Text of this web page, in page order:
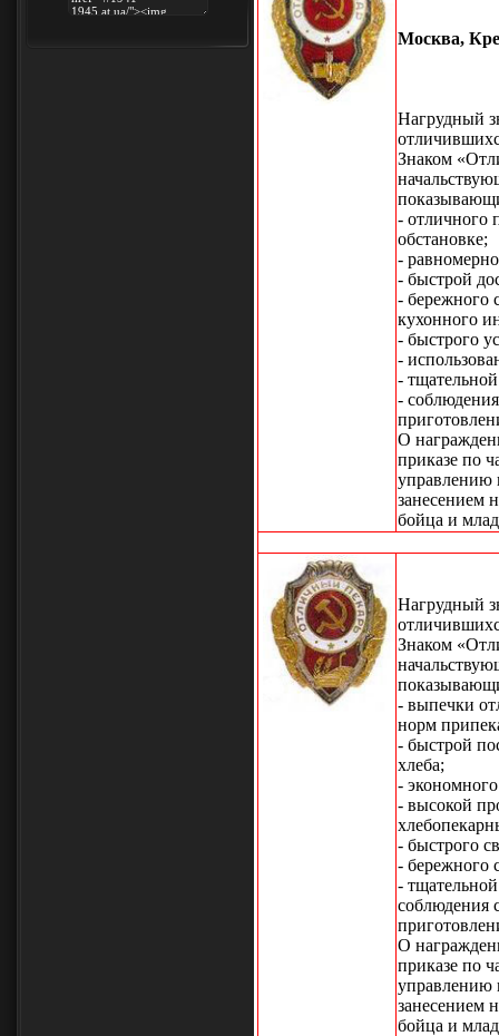
Москва,
Нагрудный
Знаком
- отличного
обстановке;
-
- быстрой
- бережного
кухонного
- быстрого
-
-
-
О
приказе по
управлению
занесением
бойца и
Нагрудный
Знаком
- выпечки
норм
- быстрой
хлеба;
-
- высокой
- быстрого
- бережного
-
соблюдения
О
приказе по
управлению
занесением
бойца и